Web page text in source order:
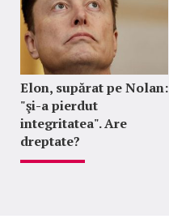
Elon, supărat pe Nolan:
"şi-a pierdut
integritatea". Are
dreptate?